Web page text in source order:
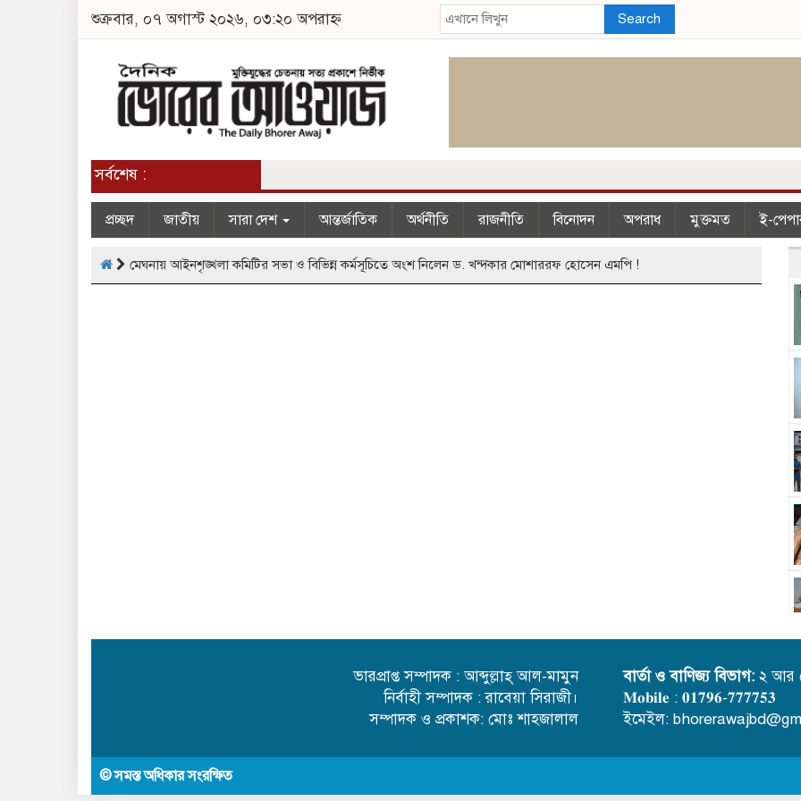
শুক্রবার, ০৭ অগাস্ট ২০২৬, ০৩:২০ অপরাহ্ন Search
সর্বশেষ :
প্রচ্ছদ জাতীয় সারা দেশ আন্তর্জাতিক অর্থনীতি রাজনীতি বিনোদন অপরাধ মুক্তমত ই-
মেঘনায় আইনশৃঙ্খলা কমিটির সভা ও বিভিন্ন কর্মসূচিতে অংশ নিলেন ড. খন্দকার মোশাররফ হোসেন এমপি !
ভারপ্রাপ্ত সম্পাদক : আব্দুল্লাহ্ আল-মামুন
নির্বাহী সম্পাদক : রাবেয়া সিরাজী।
সম্পাদক ও প্রকাশক: মোঃ শাহজালাল
বার্তা ও বাণিজ্য বিভাগ: ২ আর
𝐌𝐨𝐛𝐢𝐥𝐞 : 𝟎𝟏𝟕𝟗𝟔-𝟕𝟕𝟕𝟕𝟓𝟑
ইমেইল:
© সমস্ত অধিকার সংরক্ষিত